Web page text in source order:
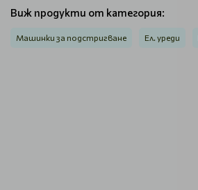
Виж продукти от категория:
Машинки за подстригване Ел. уреди